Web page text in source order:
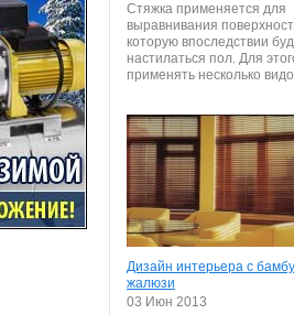
Стяжка применяется для
выравнивания
которую впоследствии
настилаться пол. Для
применять несколько
Дизайн интерьера с
жалюзи
03 Июн 2013